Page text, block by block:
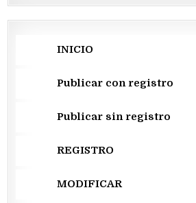
INICIO
Publicar con registro
Publicar sin registro
REGISTRO
MODIFICAR